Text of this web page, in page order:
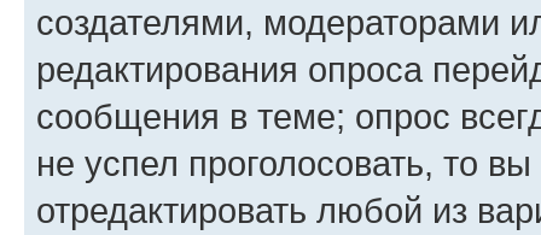
создателями, модераторами
редактирования опроса
сообщения в теме; опрос
не успел проголосовать, то
отредактировать любой из